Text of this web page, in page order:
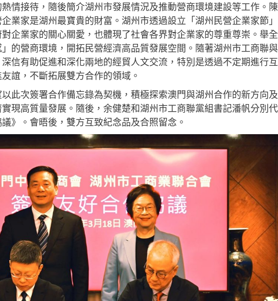
情接待，隨後簡介湖州市發展情況及推動營商環境建設等工作。
業家是湖州最寶貴的財富。湖州市透過設立「湖州民營企業家節」
企業家的關心關愛，也體現了社會各界對企業家的尊重尊崇。舉
的營商環境，開拓民營經濟高品質發展空間。隨著湖州市工商聯
信有助促進和深化兩地的經貿人文交流，特別是透過不定期進行互
誼，不斷拓展雙方合作的領域。
此次簽署合作備忘錄為契機，積極探索澳門與湖州合作的新方向
現高質量發展。隨後，余健楚和湖州市工商聯黨組書記潘帆分別
》。會晤後，雙方互致紀念品及合照留念。